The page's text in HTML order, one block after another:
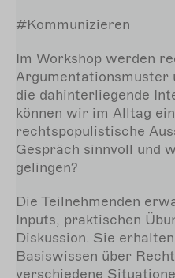
#Kommunizieren
Im Workshop werden
Argumentationsmuster
die dahinterliegende
können wir im Alltag
rechtspopulistische
Gespräch sinnvoll und
gelingen?
Die Teilnehmenden
Inputs, praktischen
Diskussion. Sie
Basiswissen über
verschiedene